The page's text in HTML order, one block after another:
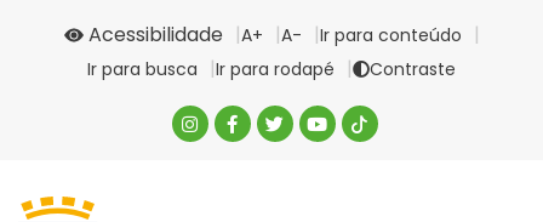
Acessibilidade A+ A-
Ir para conteúdo
Ir para busca
Ir para rodapé Contraste